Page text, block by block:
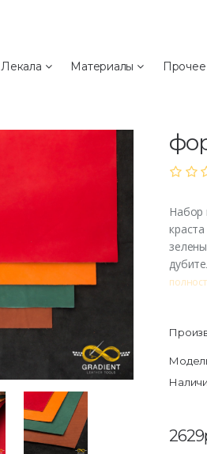
Лекала Материалы Прочее
Набор